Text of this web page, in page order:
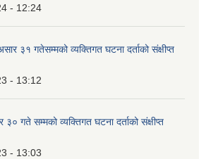
- 12:24
३१ गतेसम्मको व्यक्तिगत घटना दर्ताको संक्षीप्त
- 13:12
गते सम्मको व्यक्तिगत घटना दर्ताको संक्षीप्त
- 13:03